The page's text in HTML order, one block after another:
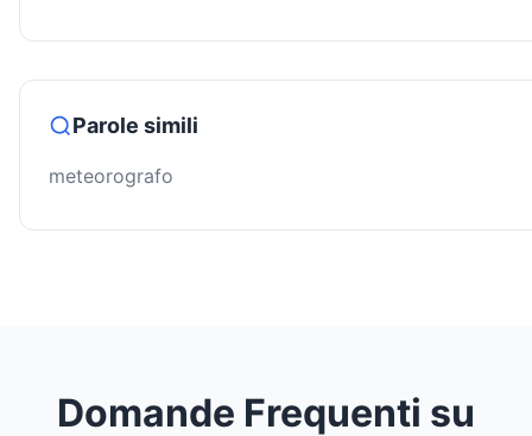
Parole simili
meteorografo
Domande Frequenti su